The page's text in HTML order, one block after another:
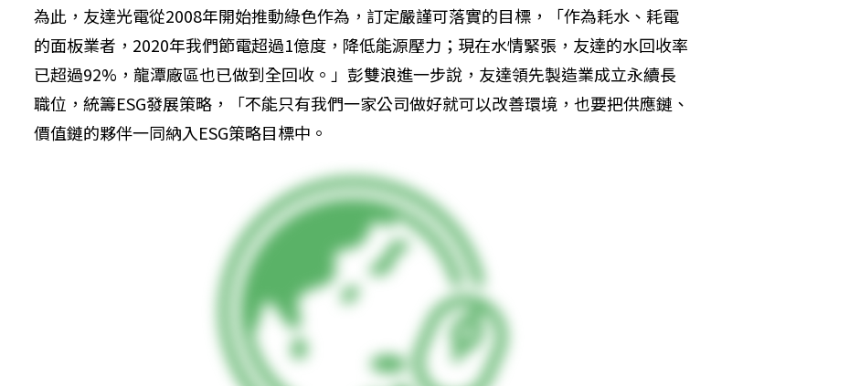
為此，友達光電從2008年開始推動綠色作為，訂定嚴謹可落實的目標，「作為耗水、耗電
的面板業者，2020年我們節電超過1億度，降低能源壓力；現在水情緊張，友達的水回收率
已超過92%，龍潭廠區也已做到全回收。」彭雙浪進一步說，友達領先製造業成立永續長
職位，統籌ESG發展策略，「不能只有我們一家公司做好就可以改善環境，也要把供應鏈、
價值鏈的夥伴一同納入ESG策略目標中。